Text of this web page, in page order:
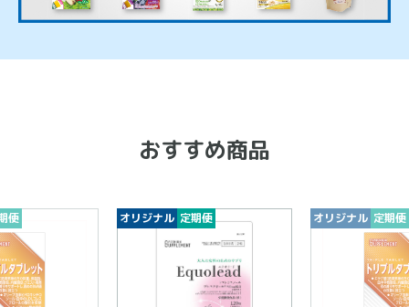
おすすめ商品
便 オリジナル 定期便 オリジナル 定期便